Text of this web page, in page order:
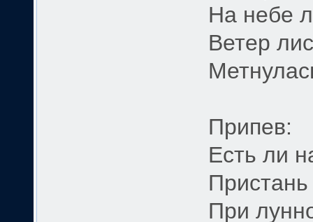
На небе
Ветер
Припев:
Есть ли
При